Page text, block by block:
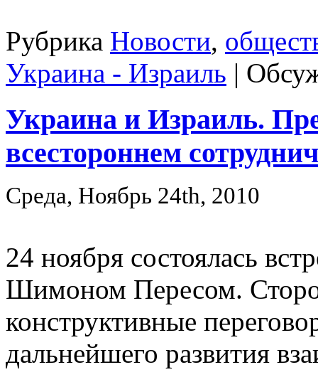
Рубрика Новости,
Украина - Израиль |
Украина и Израиль.
всестороннем
Среда, Ноябрь 24th, 2010
24 ноября состоялась
Шимоном Пересом.
конструктивные
дальнейшего развития